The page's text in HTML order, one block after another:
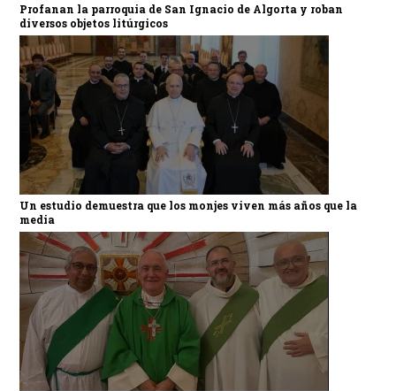
Profanan la parroquia de San Ignacio de Algorta y roban
diversos objetos litúrgicos
Un estudio demuestra que los monjes viven más años que la
media